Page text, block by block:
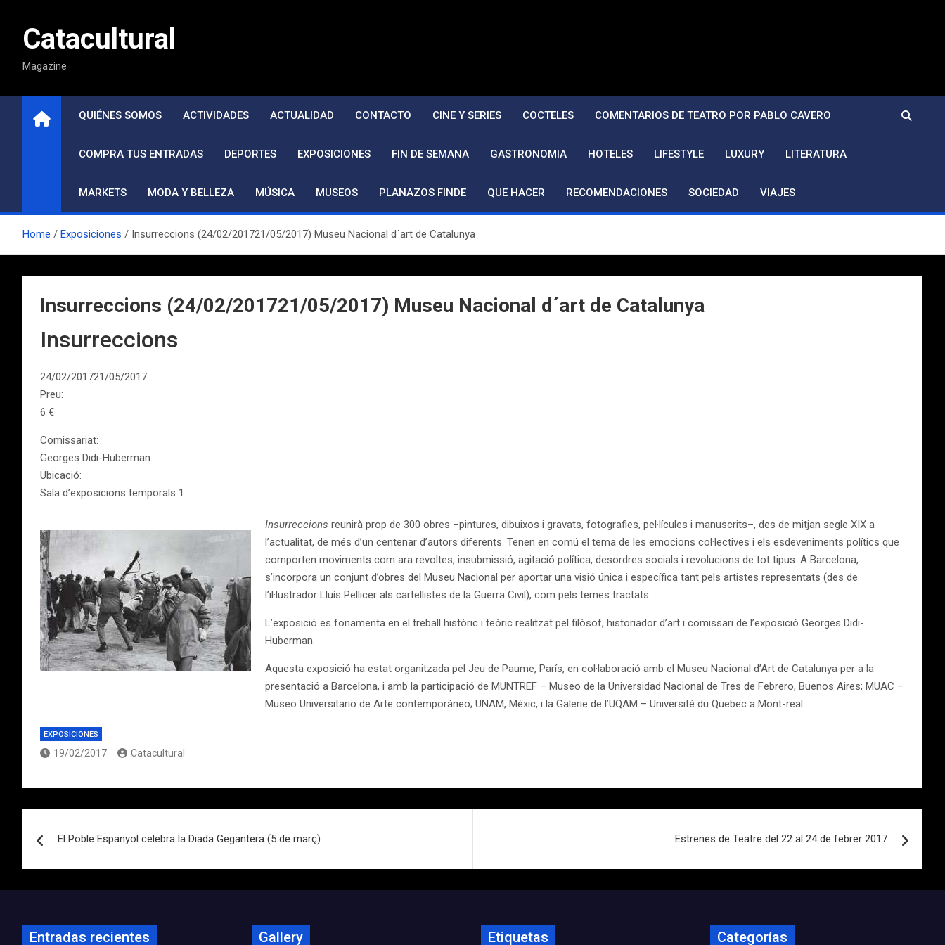
contenidoCatacultural
Magazine
QUIÉNES SOMOS ACTIVIDADES ACTUALIDAD CONTACTO CINE Y SERIES COCTELES COMENTARIOS DE TEATRO POR PABLO CAVERO
COMPRA TUS ENTRADAS DEPORTES EXPOSICIONES FIN DE SEMANA GASTRONOMIA HOTELES LIFESTYLE LUXURY LITERATURA
MARKETS MODA Y BELLEZA MÚSICA MUSEOS PLANAZOS FINDE QUE HACER RECOMENDACIONES SOCIEDAD VIAJES
Home Exposiciones Insurreccions (24/02/201721/05/2017) Museu Nacional d´art de Catalunya
Insurreccions (24/02/201721/05/2017) Museu Nacional d´art de Catalunya
Insurreccions
24/02/201721/05/2017
Preu:
6 €
Comissariat:
Georges Didi-Huberman
Ubicació:
Sala d’exposicions temporals 1
Insurreccions reunirà prop de 300 obres –pintures, dibuixos i gravats, fotografies, pel·lícules i manuscrits–, des de mitjan segle XIX a
l’actualitat, de més d’un centenar d’autors diferents. Tenen en comú el tema de les emocions col·lectives i els esdeveniments polítics que
comporten moviments com ara revoltes, insubmissió, agitació política, desordres socials i revolucions de tot tipus. A Barcelona,
s’incorpora un conjunt d’obres del Museu Nacional per aportar una visió única i específica tant pels artistes representats (des de
l’il·lustrador Lluís Pellicer als cartellistes de la Guerra Civil), com pels temes tractats.
L’exposició es fonamenta en el treball històric i teòric realitzat pel filòsof, historiador d’art i comissari de l’exposició Georges Didi-
Huberman.
Aquesta exposició ha estat organitzada pel Jeu de Paume, París, en col·laboració amb el Museu Nacional d’Art de Catalunya per a la
presentació a Barcelona, i amb la participació de MUNTREF – Museo de la Universidad Nacional de Tres de Febrero, Buenos Aires; MUAC –
Museo Universitario de Arte contemporáneo; UNAM, Mèxic, i la Galerie de l’UQAM – Université du Quebec a Mont-real.
EXPOSICIONES
19/02/2017 Catacultural
de
El Poble Espanyol celebra la Diada Gegantera (5 de març) Estrenes de Teatre del 22 al 24 de febrer 2017
Entradas recientes Gallery Etiquetas Categorías